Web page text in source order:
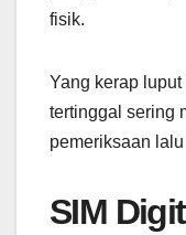
fisik.
Yang kerap
tertinggal sering
pemeriksaan
SIM